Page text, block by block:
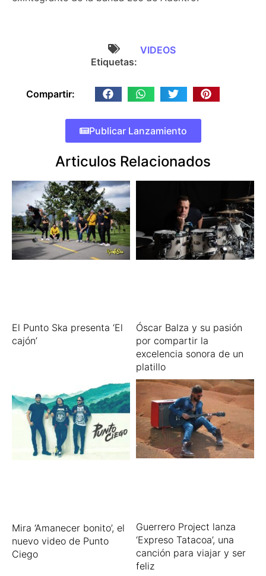
Etiquetas:
VIDEOS
Compartir:
Publicar Lanzamiento
Articulos Relacionados
El Punto Ska presenta ‘El
cajón’
Óscar Balza y su pasión
por compartir la
excelencia sonora de un
platillo
Mira ‘Amanecer bonito’, el
nuevo video de Punto
Ciego
Guerrero Project lanza
‘Expreso Tatacoa’, una
canción para viajar y ser
feliz